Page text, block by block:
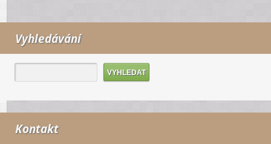
Vyhledávání
Kontakt